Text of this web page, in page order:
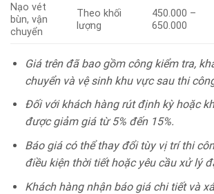
Nạo vét
bùn, vận
chuyển
Theo khối
lượng
450.000 –
650.000
Giá trên đã bao gồm công kiểm tra,
chuyển và vệ sinh khu vực sau thi
Đối với khách hàng rút định kỳ hoặc
được giảm giá từ 5% đến 15%.
Báo giá có thể thay đổi tùy vị trí thi
điều kiện thời tiết hoặc yêu cầu xử lý
Khách hàng nhận báo giá chi tiết và